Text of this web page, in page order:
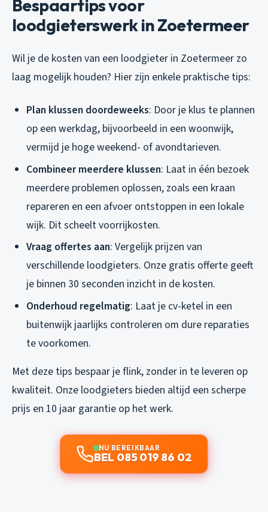
Bespaartips voor
loodgieterswerk in Zoetermeer
Wil je de kosten van een loodgieter in Zoetermeer zo
laag mogelijk houden? Hier zijn enkele praktische tips:
Plan klussen doordeweeks: Door je klus te plannen
op een werkdag, bijvoorbeeld in een woonwijk,
vermijd je hoge weekend- of avondtarieven.
Combineer meerdere klussen: Laat in één bezoek
meerdere problemen oplossen, zoals een kraan
repareren en een afvoer ontstoppen in een lokale
wijk. Dit scheelt voorrijkosten.
Vraag offertes aan: Vergelijk prijzen van
verschillende loodgieters. Onze gratis offerte geeft
je binnen 30 seconden inzicht in de kosten.
Onderhoud regelmatig: Laat je cv-ketel in een
buitenwijk jaarlijks controleren om dure reparaties
te voorkomen.
Met deze tips bespaar je flink, zonder in te leveren op
kwaliteit. Onze loodgieters bieden altijd een scherpe
prijs en 10 jaar garantie op het werk.
NU BEREIKBAAR
BEL 085 019 86 02